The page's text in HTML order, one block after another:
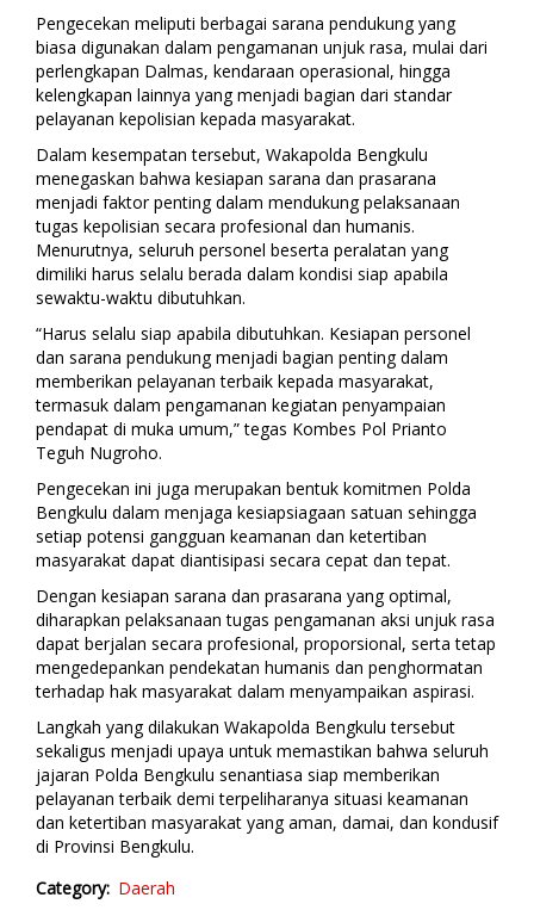
Pengecekan meliputi berbagai sarana pendukung yang
biasa digunakan dalam pengamanan unjuk rasa, mulai dari
perlengkapan Dalmas, kendaraan operasional, hingga
kelengkapan lainnya yang menjadi bagian dari standar
pelayanan kepolisian kepada masyarakat.
Dalam kesempatan tersebut, Wakapolda Bengkulu
menegaskan bahwa kesiapan sarana dan prasarana
menjadi faktor penting dalam mendukung pelaksanaan
tugas kepolisian secara profesional dan humanis.
Menurutnya, seluruh personel beserta peralatan yang
dimiliki harus selalu berada dalam kondisi siap apabila
sewaktu-waktu dibutuhkan.
“Harus selalu siap apabila dibutuhkan. Kesiapan personel
dan sarana pendukung menjadi bagian penting dalam
memberikan pelayanan terbaik kepada masyarakat,
termasuk dalam pengamanan kegiatan penyampaian
pendapat di muka umum,” tegas Kombes Pol Prianto
Teguh Nugroho.
Pengecekan ini juga merupakan bentuk komitmen Polda
Bengkulu dalam menjaga kesiapsiagaan satuan sehingga
setiap potensi gangguan keamanan dan ketertiban
masyarakat dapat diantisipasi secara cepat dan tepat.
Dengan kesiapan sarana dan prasarana yang optimal,
diharapkan pelaksanaan tugas pengamanan aksi unjuk rasa
dapat berjalan secara profesional, proporsional, serta tetap
mengedepankan pendekatan humanis dan penghormatan
terhadap hak masyarakat dalam menyampaikan aspirasi.
Langkah yang dilakukan Wakapolda Bengkulu tersebut
sekaligus menjadi upaya untuk memastikan bahwa seluruh
jajaran Polda Bengkulu senantiasa siap memberikan
pelayanan terbaik demi terpeliharanya situasi keamanan
dan ketertiban masyarakat yang aman, damai, dan kondusif
di Provinsi Bengkulu.
Category Daerah